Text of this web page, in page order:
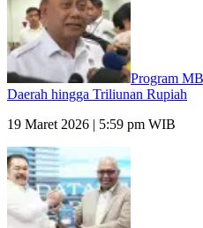
Program
Daerah hingga Triliunan Rupiah
19 Maret 2026 | 5:59 pm WIB